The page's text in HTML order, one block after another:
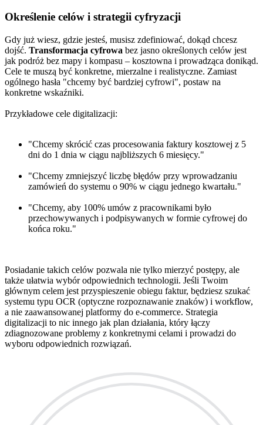
Określenie celów i strategii cyfryzacji
Gdy już wiesz, gdzie jesteś, musisz zdefiniować, dokąd chcesz
dojść. Transformacja cyfrowa bez jasno określonych celów jest
jak podróż bez mapy i kompasu – kosztowna i prowadząca donikąd.
Cele te muszą być konkretne, mierzalne i realistyczne. Zamiast
ogólnego hasła "chcemy być bardziej cyfrowi", postaw na
konkretne wskaźniki.
Przykładowe cele digitalizacji:
"Chcemy skrócić czas procesowania faktury kosztowej z 5
dni do 1 dnia w ciągu najbliższych 6 miesięcy."
"Chcemy zmniejszyć liczbę błędów przy wprowadzaniu
zamówień do systemu o 90% w ciągu jednego kwartału."
"Chcemy, aby 100% umów z pracownikami było
przechowywanych i podpisywanych w formie cyfrowej do
końca roku."
Posiadanie takich celów pozwala nie tylko mierzyć postępy, ale
także ułatwia wybór odpowiednich technologii. Jeśli Twoim
głównym celem jest przyspieszenie obiegu faktur, będziesz szukać
systemu typu OCR (optyczne rozpoznawanie znaków) i workflow,
a nie zaawansowanej platformy do e-commerce. Strategia
digitalizacji to nic innego jak plan działania, który łączy
zdiagnozowane problemy z konkretnymi celami i prowadzi do
wyboru odpowiednich rozwiązań.